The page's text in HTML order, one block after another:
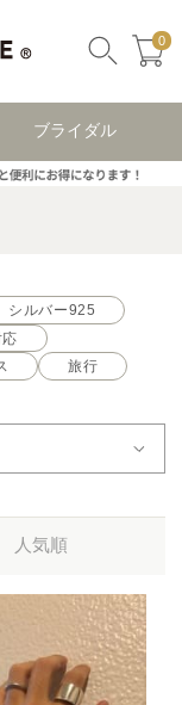
0
ブライダル
シルバー925
旅行
人気順